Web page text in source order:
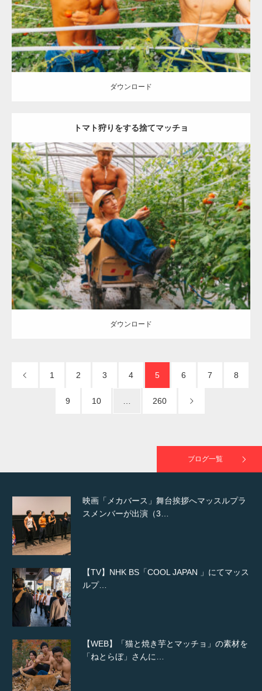
ダウンロード
ダウンロード
トマト狩りをする捨てマッチョ
Update:2023.02.11
Category:トマト農家のマッチョ オレンジの人 AKIHITO(細マッチョ)
ONIKKY(デカいよ) 上腕三頭筋 捨てマッチョ 唐津 (佐賀)
ダウンロード
ダウンロード
1 2 3 4 5 6 7 8
9 10 260
ブログ一覧
【YouTube】マッチョフリー素材メンバーが
ギネス世界記録…
【TV】TBS番組「ひるおび」にてマッスルプ
ラスが紹介されま…
TOKYO FMラジオ番組「ONE MORNING」
で紹介さ…
た（6/8放送）
映画「メカバース」舞台挨拶へマッスルプラ
スメンバーが出演（3…
【TV】NHK BS「COOL JAPAN 」にてマッス
ルプ…
【WEB】「猫と焼き芋とマッチョ」の素材を
「ねとらぼ」さんに…